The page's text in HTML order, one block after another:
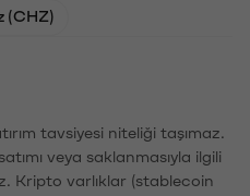
(CHZ)
tavsiyesi niteliği taşımaz.
veya saklanmasıyla ilgili
Kripto varlıklar (stablecoin